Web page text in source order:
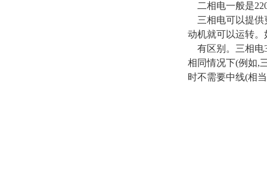
二相电一般是
三相电可以提供
动机就可以运转
有区别。三相电
相同情况下(例如,
时不需要中线(相